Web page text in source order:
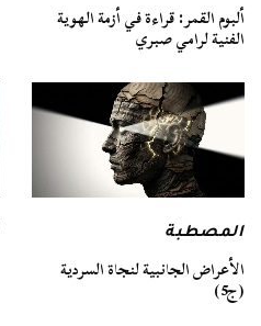
ألبوم القمر: قراءة في أزمة الهوية
الفنية لرامي صبري
المصطبة
الأعراض الجانبية لنجاة السردية
(ج5)